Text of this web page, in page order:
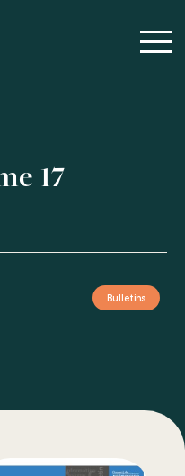
17
Bulletins